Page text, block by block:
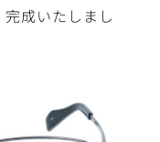
完成いたしまし